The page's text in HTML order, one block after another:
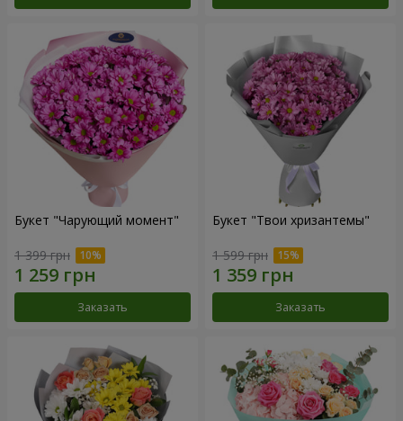
Букет "Чарующий момент"
1 399 грн
Заказать
Букет "Твои хризантемы"
1 599 грн
Заказать